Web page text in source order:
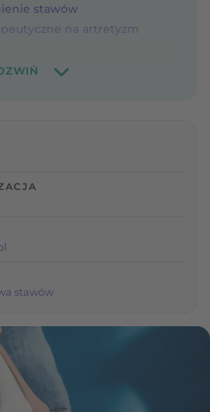
stawów
na artretyzm
stawów